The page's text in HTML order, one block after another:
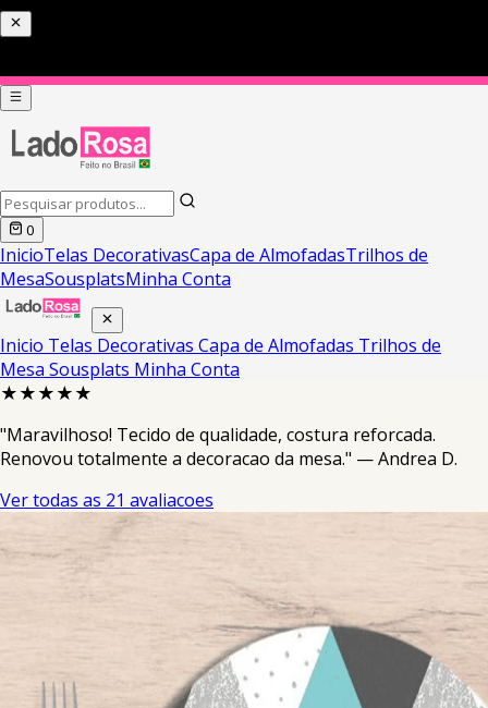
0
InicioTelas DecorativasCapa de AlmofadasTrilhos de
MesaSousplatsMinha Conta
Inicio Telas Decorativas Capa de Almofadas Trilhos de
Mesa Sousplats Minha Conta
★★★★★
"Maravilhoso! Tecido de qualidade, costura reforcada.
Renovou totalmente a decoracao da mesa." — Andrea D.
Ver todas as 21 avaliacoes